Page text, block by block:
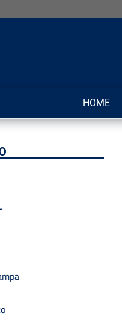
HOME